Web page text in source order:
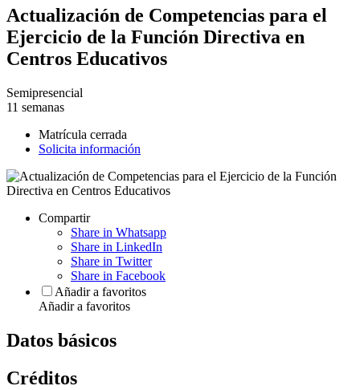
Actualización de Competencias para el
Ejercicio de la Función Directiva en
Centros Educativos
Semipresencial
11 semanas
Matrícula cerrada
Solicita información
Compartir
Share in Whatsapp
Share in LinkedIn
Share in Twitter
Share in Facebook
Añadir a favoritos
Añadir a favoritos
Datos básicos
Créditos